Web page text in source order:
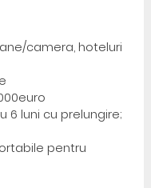
camera, hoteluri
6 luni cu prelungire;
pentru